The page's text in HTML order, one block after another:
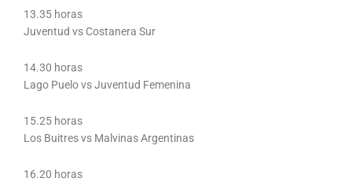
13.35 horas
Juventud vs Costanera Sur
14.30 horas
Lago Puelo vs Juventud Femenina
15.25 horas
Los Buitres vs Malvinas Argentinas
16.20 horas